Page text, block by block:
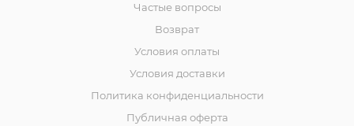
Частые вопросы
Возврат
Условия оплаты
Условия доставки
Политика конфиденциальности
Публичная оферта